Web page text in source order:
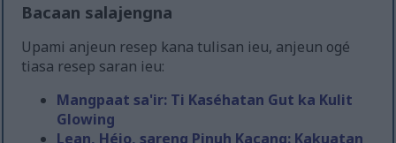
Bacaan salajengna
Upami anjeun resep kana tulisan ieu, anjeun ogé
tiasa resep saran ieu:
Mangpaat sa'ir: Ti Kaséhatan Gut ka Kulit
Glowing
Lean, Héjo, sareng Pinuh Kacang: Kakuatan